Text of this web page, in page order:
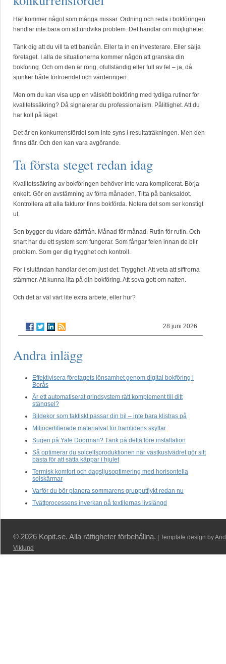
Här kommer något som många missar. Ordning och reda i bokföringen
handlar inte bara om att undvika problem. Det handlar om möjligheter.
Tänk dig att du vill ta ett banklån. Eller ta in en investerare. Eller sälja
företaget. I alla de situationerna kommer någon att granska din
bokföring. Och om den är rörig, ofullständig eller full av fel – ja, då
sjunker både förtroendet och värderingen.
Men om du kan visa upp en välskött bokföring med tydliga rutiner för
kvalitetssäkring? Då signalerar du professionalism. Pålitlighet. Att du
har koll på läget.
Det är en konkurrensfördel som inte syns i resultaträkningen. Men den
finns där. Och den kan vara avgörande.
Ta första steget redan idag
Kvalitetssäkring av bokföringen behöver inte vara komplicerat. Börja
enkelt. Gör en avstämning av förra månaden. Titta på banksaldot.
Kontrollera att alla fakturor finns bokförda. Notera det som ser konstigt
ut.
Sen bygger du vidare därifrån. Månad för månad. Rutin för rutin. Och
snart har du ett system som fungerar. Som fångar felen innan de blir
problem. Som ger dig trygghet och kontroll.
För i slutändan handlar det om just det. Trygghet. Att veta att siffrorna
stämmer. Att kunna lita på din bokföring. Att sova gott om natten.
Och det är väl värt lite extra arbete, eller hur?
28 juni 2026
Andra inlägg
Effektivisera företagets lönsamhet genom digital bokföring i
Borås
Är ett automatiserat grindsystem rätt komplement till ditt
stängsel?
Bildekor som faktiskt passar din bil – inte bara klistras på
Miljöcertifierade materialval för framtidens skyltar
Sugen på Yale Doorman? Tänk på detta före installation
Så optimerar du solcellsproduktionen när västkustvädret gör sitt
bästa för att sätta käppar i hjulet
Termisk komfort och dagsljusoptimering med horisontella
solskärmar
Varför du bör planera sommarens grupputflykt redan nu
Tvättprocessens inverkan på textilernas livslängd
© 2026 Kopit.se. Alla rättigheter förbehållna. | Template design by
Viklund